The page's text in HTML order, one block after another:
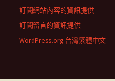
訂閱網站內容的資訊提供
訂閱留言的資訊提供
WordPress.org 台灣繁體中文